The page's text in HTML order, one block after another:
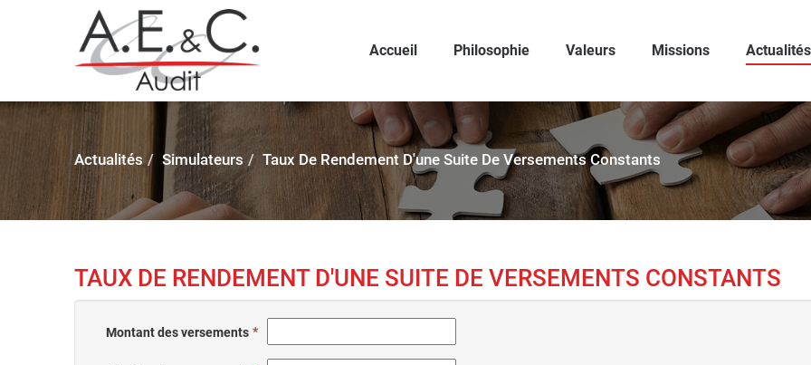
Accueil Philosophie Valeurs Missions Actualités
Actualités Simulateurs Taux De Rendement D'une Suite De Versements Constants
TAUX DE RENDEMENT D'UNE SUITE DE VERSEMENTS CONSTANTS
Montant des versements